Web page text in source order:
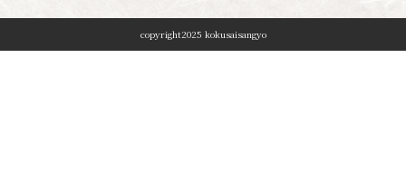
copyright2025 kokusaisangyo